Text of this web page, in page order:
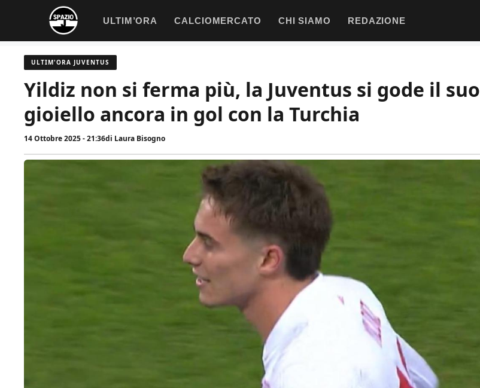
contenuto
ULTIM’ORA CALCIOMERCATO CHI SIAMO REDAZIONE
ULTIM'ORA JUVENTUS
Yildiz non si ferma più, la Juventus si gode il suo
gioiello ancora in gol con la Turchia
14 Ottobre 2025 - 21:36di Laura Bisogno